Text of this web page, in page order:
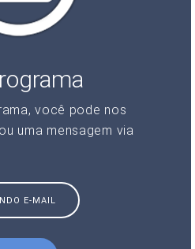
você pode nos
uma mensagem via
E-MAIL